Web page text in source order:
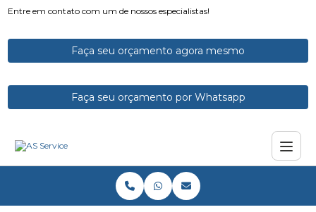
Entre em contato com um de nossos especialistas!
Faça seu orçamento agora mesmo
Faça seu orçamento por Whatsapp